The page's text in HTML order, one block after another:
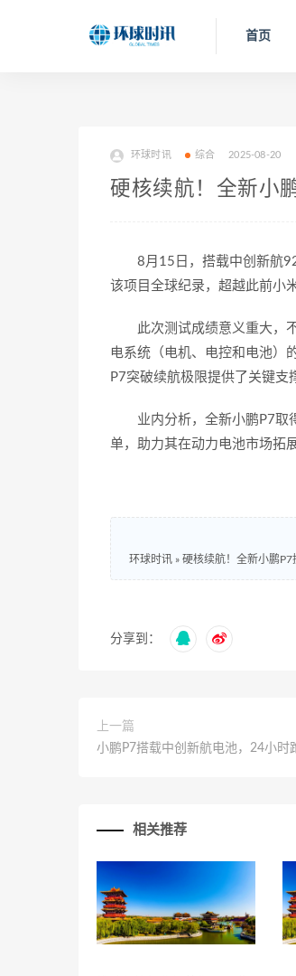
首页
环球时讯 综合 2025-08-20
硬核续航！全新小
8月15日，搭载中创新航
该项目全球纪录，超越此前小
此次测试成绩意义重大，
电系统（电机、电控和电池）
P7突破续航极限提供了关键支
业内分析，全新小鹏P7取
单，助力其在动力电池市场拓
环球时讯 » 硬核续航！全新小鹏
分享到：
上一篇
小鹏P7搭载中创新航电池，24小时
相关推荐